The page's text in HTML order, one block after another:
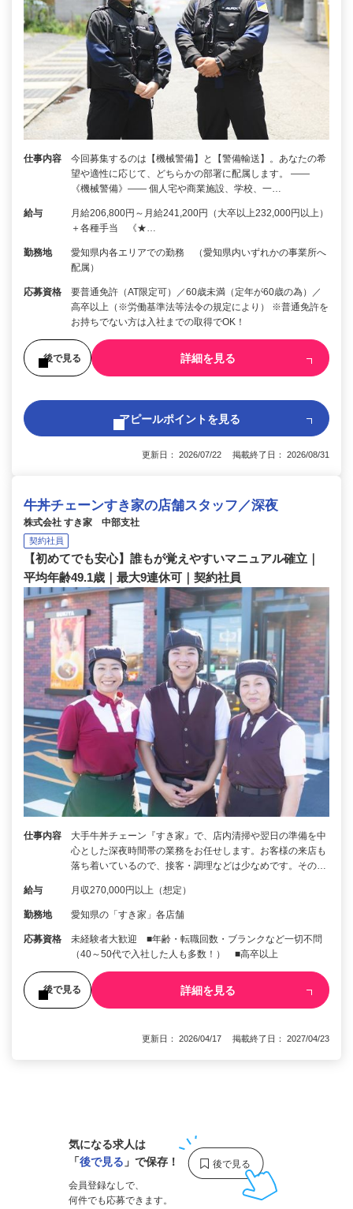
仕事内容
今回募集するのは【機械警備】と【警備輸送】。あなたの希
望や適性に応じて、どちらかの部署に配属します。 ――
《機械警備》―― 個人宅や商業施設、学校、一…
給与
月給206,800円～月給241,200円（大卒以上232,000円以上）
＋各種手当 《★…
勤務地
愛知県内各エリアでの勤務 （愛知県内いずれかの事業所へ
配属）
応募資格
要普通免許（AT限定可）／60歳未満（定年が60歳の為）／
高卒以上（※労働基準法等法令の規定により） ※普通免許を
お持ちでない方は入社までの取得でOK！
後で見る 詳細を見る
アピールポイントを見る
更新日： 2026/07/22 掲載終了日： 2026/08/31
牛丼チェーンすき家の店舗スタッフ／深夜
株式会社 すき家 中部支社
契約社員
【初めてでも安心】誰もが覚えやすいマニュアル確立｜
平均年齢49.1歳｜最大9連休可｜契約社員
仕事内容
大手牛丼チェーン『すき家』で、店内清掃や翌日の準備を中
心とした深夜時間帯の業務をお任せします。お客様の来店も
落ち着いているので、接客・調理などは少なめです。その…
給与 月収270,000円以上（想定）
勤務地 愛知県の「すき家」各店舗
応募資格
未経験者大歓迎 ■年齢・転職回数・ブランクなど一切不問
（40～50代で入社した人も多数！） ■高卒以上
後で見る 詳細を見る
更新日： 2026/04/17 掲載終了日： 2027/04/23
気になる求人は
「後で見る 」で保存！
会員登録なしで、
何件でも応募できます。